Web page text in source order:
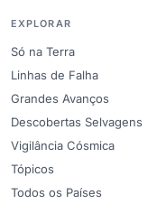
EXPLORAR
Só na Terra
Linhas de Falha
Grandes Avanços
Descobertas Selvagens
Vigilância Cósmica
Tópicos
Todos os Países